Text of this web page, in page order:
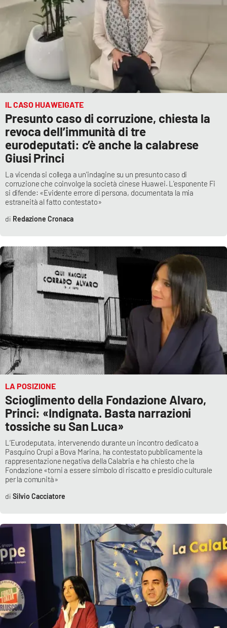
IL CASO HUAWEIGATE
Presunto caso di corruzione, chiesta la
revoca dell’immunità di tre
eurodeputati: c’è anche la calabrese
Giusi Princi
La vicenda si collega a un'indagine su un presunto caso di
corruzione che coinvolge la società cinese Huawei. L'esponente Fi
si difende: «Evidente errore di persona, documentata la mia
estraneità al fatto contestato»
Redazione Cronaca
LA POSIZIONE
Scioglimento della Fondazione Alvaro,
Princi: «Indignata. Basta narrazioni
tossiche su San Luca»
L’Eurodeputata, intervenendo durante un incontro dedicato a
Pasquino Crupi a Bova Marina, ha contestato pubblicamente la
rappresentazione negativa della Calabria e ha chiesto che la
Fondazione «torni a essere simbolo di riscatto e presidio culturale
per la comunità»
Silvio Cacciatore